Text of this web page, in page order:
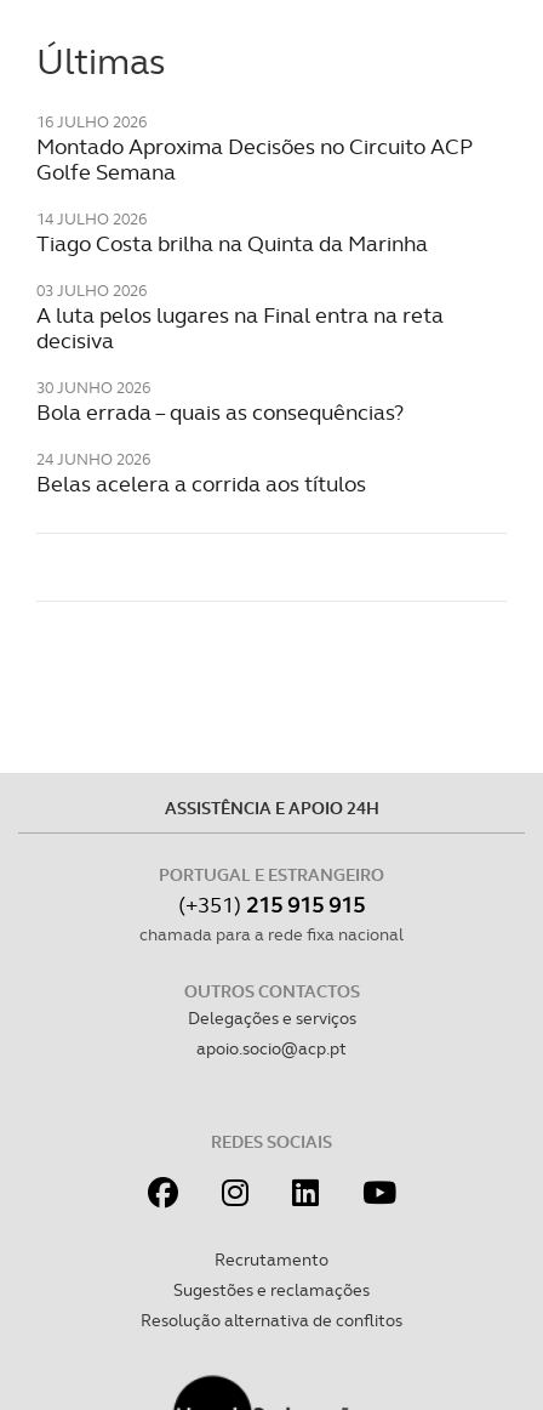
Últimas
16 JULHO 2026
Montado Aproxima Decisões no Circuito ACP
Golfe Semana
14 JULHO 2026
Tiago Costa brilha na Quinta da Marinha
03 JULHO 2026
A luta pelos lugares na Final entra na reta
decisiva
30 JUNHO 2026
Bola errada – quais as consequências?
24 JUNHO 2026
Belas acelera a corrida aos títulos
ASSISTÊNCIA E APOIO 24H
PORTUGAL E ESTRANGEIRO
(+351) 215 915 915
chamada para a rede fixa nacional
OUTROS CONTACTOS
Delegações e serviços
apoio.socio@acp.pt
REDES SOCIAIS
Recrutamento
Sugestões e reclamações
Resolução alternativa de conflitos